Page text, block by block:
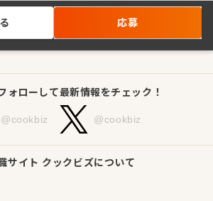
応募
ォローして最新情報をチェック！
@cookbiz @cookbiz
サイト クックビズについて